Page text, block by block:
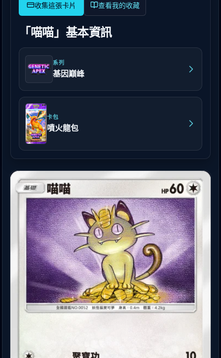
查看我的收藏
「喵喵」基本資訊
系列
基因巔峰
卡包
噴火龍包